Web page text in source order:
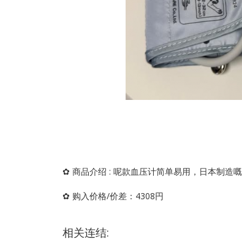
✿ 商品介绍 : 呢款血压计简单易用，日本制造嘅
✿ 购入价格/价差：4308円
相关连结: